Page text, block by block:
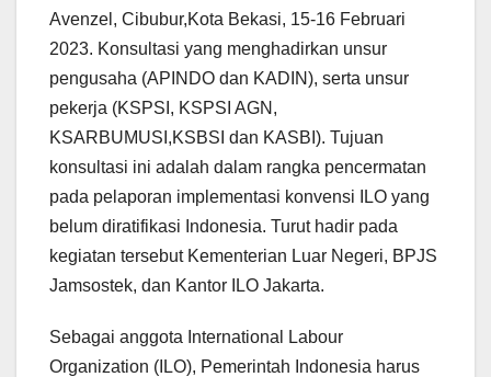
Avenzel, Cibubur,Kota Bekasi, 15-16 Februari
2023. Konsultasi yang menghadirkan unsur
pengusaha (APINDO dan KADIN), serta unsur
pekerja (KSPSI, KSPSI AGN,
KSARBUMUSI,KSBSI dan KASBI). Tujuan
konsultasi ini adalah dalam rangka pencermatan
pada pelaporan implementasi konvensi ILO yang
belum diratifikasi Indonesia. Turut hadir pada
kegiatan tersebut Kementerian Luar Negeri, BPJS
Jamsostek, dan Kantor ILO Jakarta.
Sebagai anggota International Labour
Organization (ILO), Pemerintah Indonesia harus